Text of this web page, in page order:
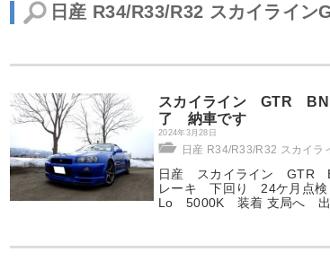
日産 R34/R33/R32 スカイライン
スカイライン GTR
了 納車です
2024年3月28日
日産 R34/R33/R32 スカイラ
日産 スカイライン GTR
レーキ 下回り 24ケ月点
Lo 5000K 装着 支局へ